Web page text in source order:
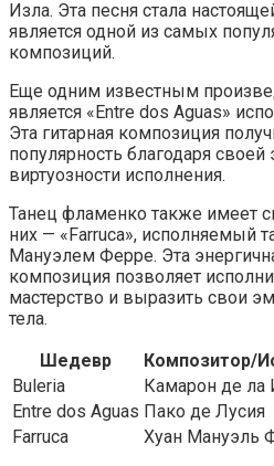
Изла. Эта песня стала
является одной из самых
композиций.
Еще одним известным
является «Entre dos Aguas»
Эта гитарная композиция
популярность благодаря своей
виртуозности исполнения.
Танец фламенко также имеет
них — «Farruca», исполняемый
Мануэлем Ферре. Эта
композиция позволяет
мастерство и выразить свои
тела.
Шедевр
Композитор/
Buleria
Камарон де ла
Entre dos Aguas Пако де Лусия
Farruca
Хуан Мануэль